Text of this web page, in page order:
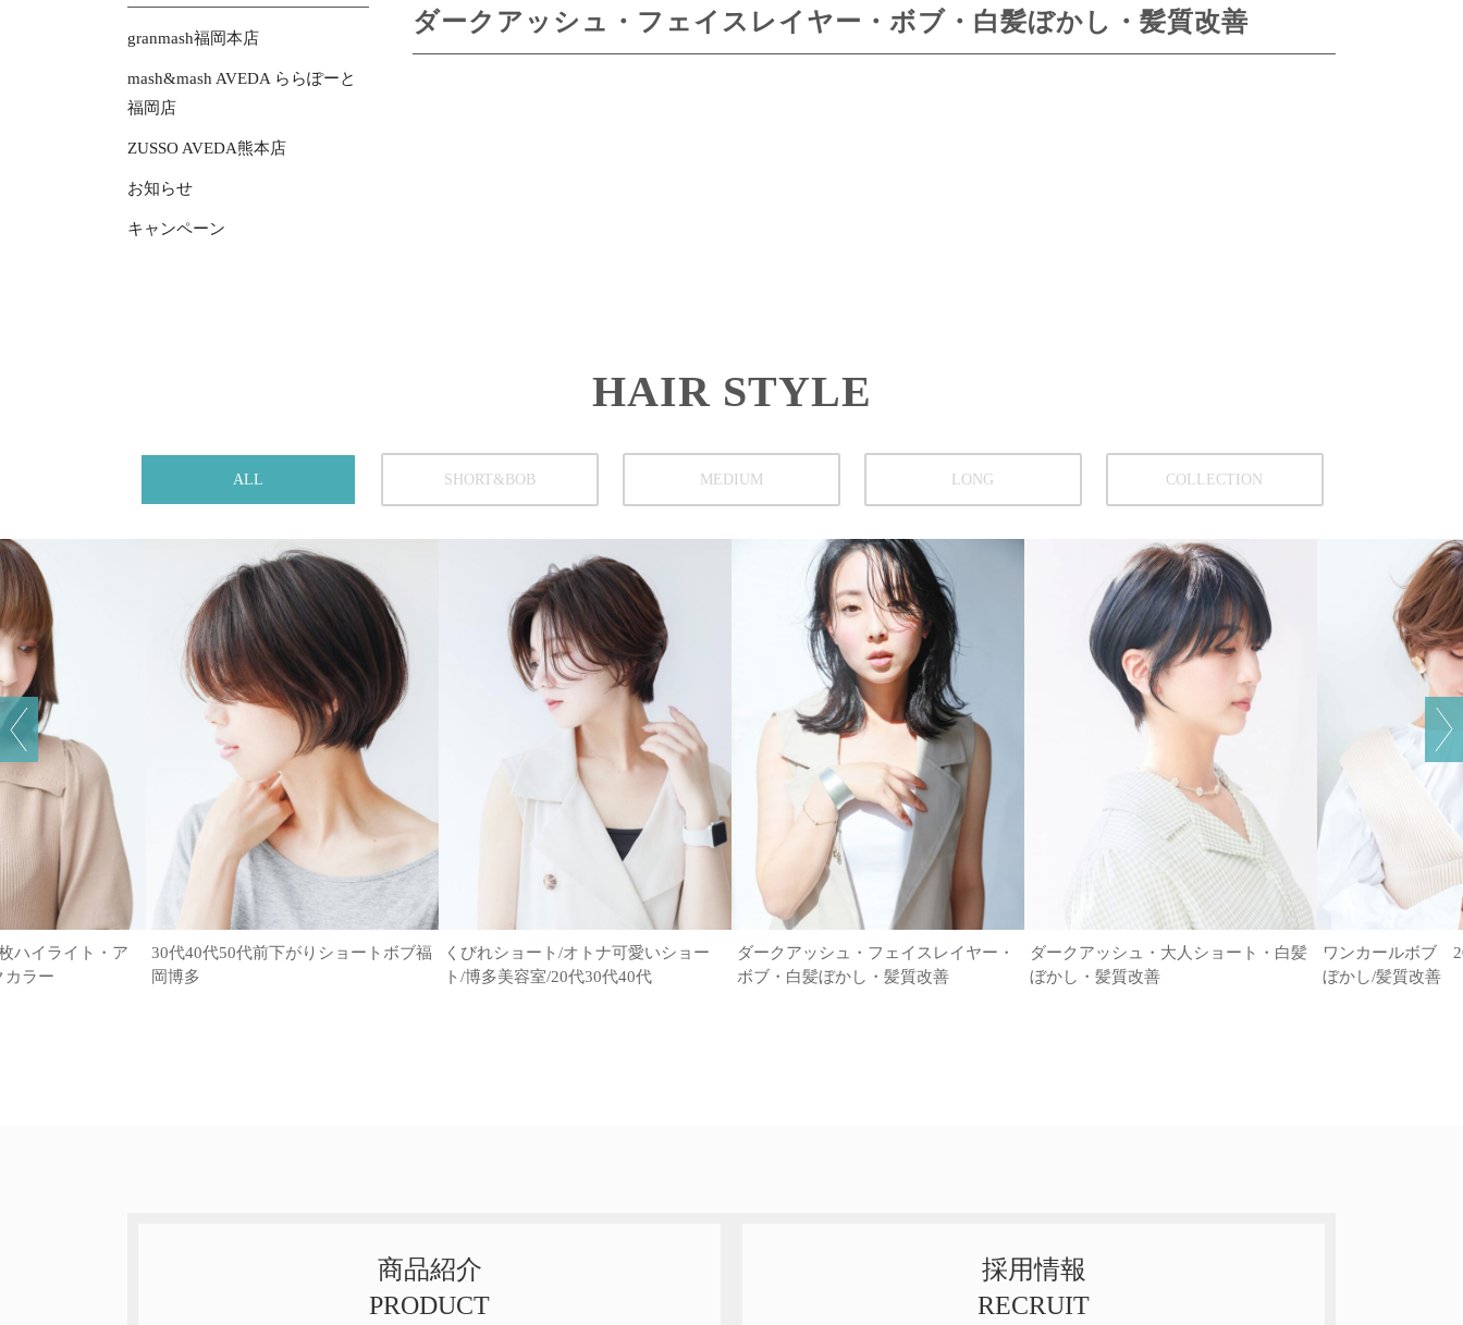
granmash福岡本店
mash&mash AVEDA ららぽーと
福岡店
ZUSSO AVEDA熊本店
お知らせ
キャンペーン
ダークアッシュ・フェイスレイヤー・ボブ・白髪ぼかし・髪質改善
HAIR STYLE
ALL SHORT&BOB MEDIUM LONG COLLECTION
ハイライト・ア
カラー
30代40代50代前下がりショートボブ福
岡博多
くびれショート/オトナ可愛いショー
ト/博多美容室/20代30代40代
ダークアッシュ・フェイスレイヤー・
ボブ・白髪ぼかし・髪質改善
ダークアッシュ・大人ショート・白髪
ぼかし・髪質改善
ワンカールボブ
ぼかし/髪質改善
商品紹介
PRODUCT
採用情報
RECRUIT